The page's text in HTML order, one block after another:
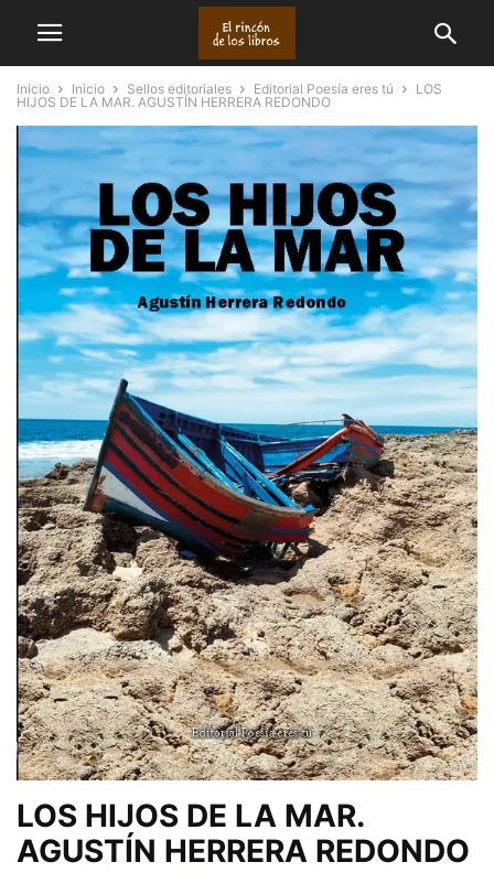
Inicio Inicio Sellos editoriales Editorial Poesía eres tú
LOS
HIJOS DE LA MAR. AGUSTÍN HERRERA REDONDO
LOS HIJOS DE LA MAR.
AGUSTÍN HERRERA REDONDO